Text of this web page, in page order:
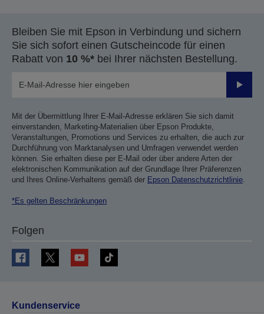
Bleiben Sie mit Epson in Verbindung und sichern
Sie sich sofort einen Gutscheincode für einen
Rabatt von 10 %* bei Ihrer nächsten Bestellung.
Mit der Übermittlung Ihrer E-Mail-Adresse erklären Sie sich damit
einverstanden, Marketing-Materialien über Epson Produkte,
Veranstaltungen, Promotions und Services zu erhalten, die auch zur
Durchführung von Marktanalysen und Umfragen verwendet werden
können. Sie erhalten diese per E-Mail oder über andere Arten der
elektronischen Kommunikation auf der Grundlage Ihrer Präferenzen
und Ihres Online-Verhaltens gemäß der Epson Datenschutzrichtlinie.
*Es gelten Beschränkungen
Folgen
Kundenservice